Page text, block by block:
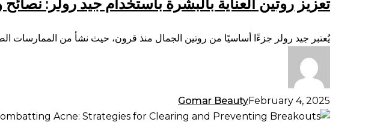
باستخدام
جيد
رولر:
نصائح
وحيل
للحصول
تعزيز روتين العناية بالبشرة باستخدام جيد رولر:
يُعتبر جيد رولر جزءًا أساسيًا من روتين الجمال منذ قرون، حيث نشأ من الممارسات
Gomar BeautyFebruary 4, 2025
مكافحة